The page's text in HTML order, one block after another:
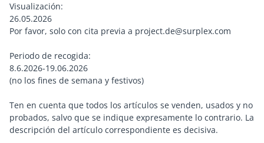
Visualización:
26.05.2026
Por favor, solo con cita previa a project.de@surplex.com
Periodo de recogida:
8.6.2026-19.06.2026
(no los fines de semana y festivos)
Ten en cuenta que todos los artículos se venden, usados y no
probados, salvo que se indique expresamente lo contrario. La
descripción del artículo correspondiente es decisiva.